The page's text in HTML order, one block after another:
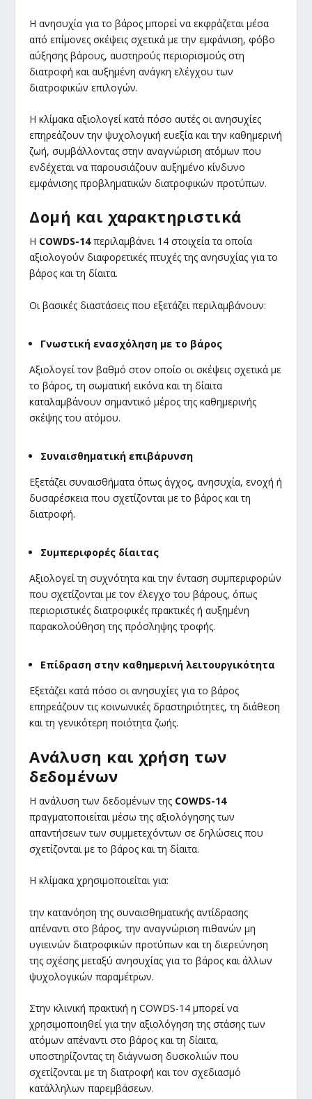
Η ανησυχία για το βάρος μπορεί να εκφράζεται μέσα
από επίμονες σκέψεις σχετικά με την εμφάνιση, φόβο
αύξησης βάρους, αυστηρούς περιορισμούς στη
διατροφή και αυξημένη ανάγκη ελέγχου των
διατροφικών επιλογών.
Η κλίμακα αξιολογεί κατά πόσο αυτές οι ανησυχίες
επηρεάζουν την ψυχολογική ευεξία και την καθημερινή
ζωή, συμβάλλοντας στην αναγνώριση ατόμων που
ενδέχεται να παρουσιάζουν αυξημένο κίνδυνο
εμφάνισης προβληματικών διατροφικών προτύπων.
Δομή και χαρακτηριστικά
Η COWDS-14περιλαμβάνει 14 στοιχεία τα οποία
αξιολογούν διαφορετικές πτυχές της ανησυχίας για το
βάρος και τη δίαιτα.
Οι βασικές διαστάσεις που εξετάζει περιλαμβάνουν:
Γνωστική ενασχόληση με το βάρος
Αξιολογεί τον βαθμό στον οποίο οι σκέψεις σχετικά με
το βάρος, τη σωματική εικόνα και τη δίαιτα
καταλαμβάνουν σημαντικό μέρος της καθημερινής
σκέψης του ατόμου.
Συναισθηματική επιβάρυνση
Εξετάζει συναισθήματα όπως άγχος, ανησυχία, ενοχή ή
δυσαρέσκεια που σχετίζονται με το βάρος και τη
διατροφή.
Συμπεριφορές δίαιτας
Αξιολογεί τη συχνότητα και την ένταση συμπεριφορών
που σχετίζονται με τον έλεγχο του βάρους, όπως
περιοριστικές διατροφικές πρακτικές ή αυξημένη
παρακολούθηση της πρόσληψης τροφής.
Επίδραση στην καθημερινή λειτουργικότητα
Εξετάζει κατά πόσο οι ανησυχίες για το βάρος
επηρεάζουν τις κοινωνικές δραστηριότητες, τη διάθεση
και τη γενικότερη ποιότητα ζωής.
Ανάλυση και χρήση των
δεδομένων
Η ανάλυση των δεδομένων της COWDS-14
πραγματοποιείται μέσω της αξιολόγησης των
απαντήσεων των συμμετεχόντων σε δηλώσεις που
σχετίζονται με το βάρος και τη δίαιτα.
Η κλίμακα χρησιμοποιείται για:
την κατανόηση της συναισθηματικής αντίδρασης
απέναντι στο βάρος, την αναγνώριση πιθανών μη
υγιεινών διατροφικών προτύπων και τη διερεύνηση
της σχέσης μεταξύ ανησυχίας για το βάρος και άλλων
ψυχολογικών παραμέτρων.
Στην κλινική πρακτική η COWDS-14 μπορεί να
χρησιμοποιηθεί για την αξιολόγηση της στάσης των
ατόμων απέναντι στο βάρος και τη δίαιτα,
υποστηρίζοντας τη διάγνωση δυσκολιών που
σχετίζονται με τη διατροφή και τον σχεδιασμό
κατάλληλων παρεμβάσεων.